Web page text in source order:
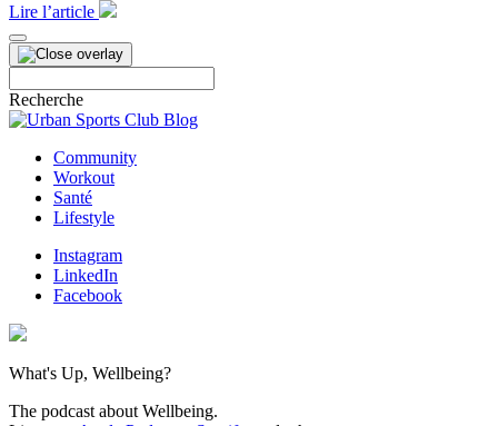
Lire l’article
:Recherche
Community
Workout
Santé
Lifestyle
Instagram
LinkedIn
Facebook
What's Up, Wellbeing?
The podcast about Wellbeing.